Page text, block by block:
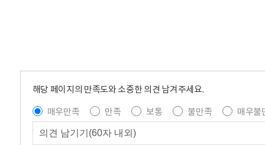
해당 페이지의 만족도와 소중한 의견 남겨주세요.
매우만족
만족 보통 불만족 매우불